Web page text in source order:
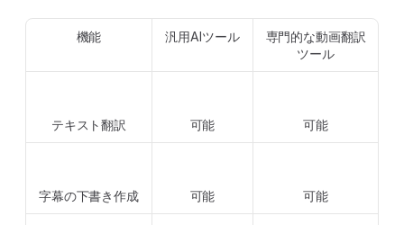
機能 汎用AIツール
専門的な動画翻訳
ツール
テキスト翻訳 可能 可能
字幕の下書き作成 可能 可能